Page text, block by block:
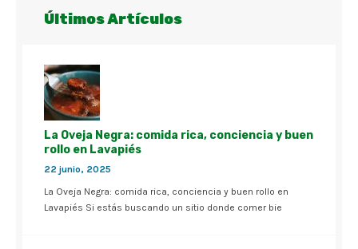
Últimos Artículos
La Oveja Negra: comida rica, conciencia y buen
rollo en Lavapiés
22 junio, 2025
La Oveja Negra: comida rica, conciencia y buen rollo en
Lavapiés Si estás buscando un sitio donde comer bie